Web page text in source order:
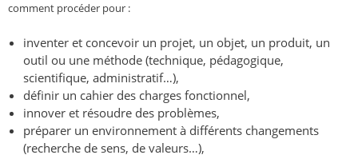
comment procéder pour :
inventer et concevoir un projet, un objet, un produit, un
outil ou une méthode (technique, pédagogique,
scientifique, administratif…),
définir un cahier des charges fonctionnel,
innover et résoudre des problèmes,
préparer un environnement à différents changements
(recherche de sens, de valeurs…),